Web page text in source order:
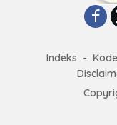
Indeks